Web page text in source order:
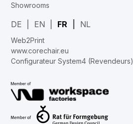
Showrooms
DE EN FR NL
Web2Print
www.corechair.eu
Configurateur System4 (Revendeurs)